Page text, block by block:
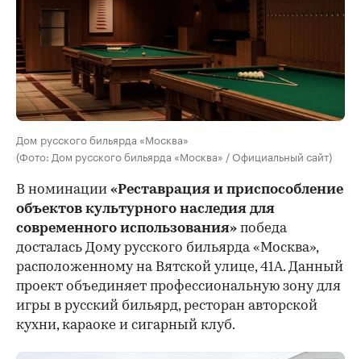
Дом русского бильярда «Москва»
(Фото: Дом русского бильярда «Москва» / Официальный сайт)
В номинации «Реставрация и приспособление
объектов культурного наследия для
современного использования» победа
досталась Дому русского бильярда «Москва»,
расположенному на Вятской улице, 41А. Данный
проект объединяет профессиональную зону для
игры в русский бильярд, ресторан авторской
кухни, караоке и сигарный клуб.